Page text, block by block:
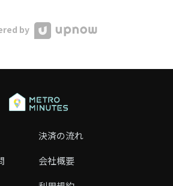
by
決済の流れ
会社概要